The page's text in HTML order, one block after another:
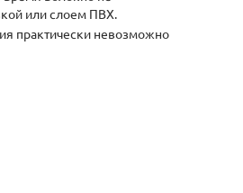
или слоем ПВХ.
практически невозможно